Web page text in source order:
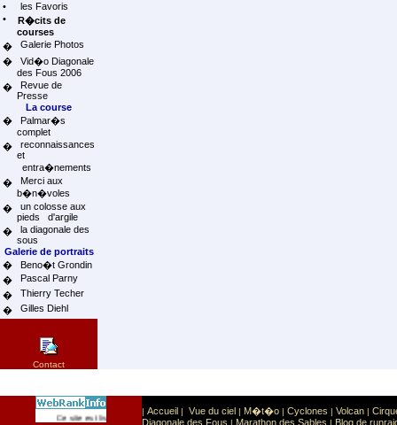
•
les Favoris
•
R�cits de
courses
�
Galerie Photos
�
Vid�o Diagonale
des Fous 2006
�
Revue de
Presse
La course
�
Palmar�s
complet
�
reconnaissances
et
entra�nements
�
Merci aux
b�n�voles
�
un colosse aux
pieds d'argile
�
la diagonale des
sous
Galerie de portraits
�
Beno�t Grondin
�
Pascal Parny
�
Thierry Techer
�
Gilles Diehl
Contact
Ce site est list� dans la cat�gorie Sport: Sports extr�mes
| Accueil | Vue du ciel | M�t�o | Cyclones | Volcan |
Diagonale des Fous | Marathon des Sables | Blog de